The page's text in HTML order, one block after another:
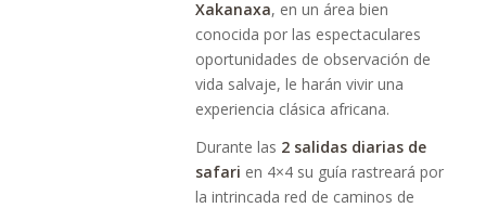
Xakanaxa, en un área bien
conocida por las espectaculares
oportunidades de observación de
vida salvaje, le harán vivir una
experiencia clásica africana.
Durante las 2 salidas diarias de
safari en 4×4 su guía rastreará por
la intrincada red de caminos de